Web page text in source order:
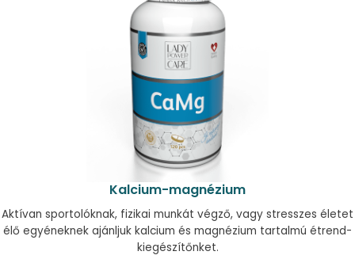
Kalcium-magnézium
Aktívan sportolóknak, fizikai munkát végző, vagy stresszes életet
élő egyéneknek ajánljuk kalcium és magnézium tartalmú étrend-
kiegészítőnket.